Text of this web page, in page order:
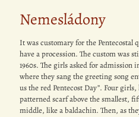
Nemesládony
It was customary for the Pentecostal
have a procession. The custom was
1960s. The girls asked for admission
where they sang the greeting song
us the red Pentecost Day”. Four
patterned scarf above the smallest,
middle, like a baldachin. Then, as